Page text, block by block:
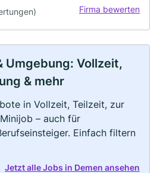
Firma bewerten
Umgebung: Vollzeit,
& mehr
in Vollzeit, Teilzeit, zur
– auch für
Einfach filtern
Jetzt alle Jobs in Demen ansehen